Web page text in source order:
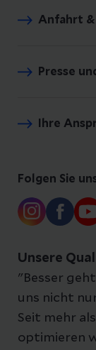
Anfahrt &
Presse
Ihre
Folgen Sie
Unsere
"Besser
uns nicht
Seit mehr
optimieren